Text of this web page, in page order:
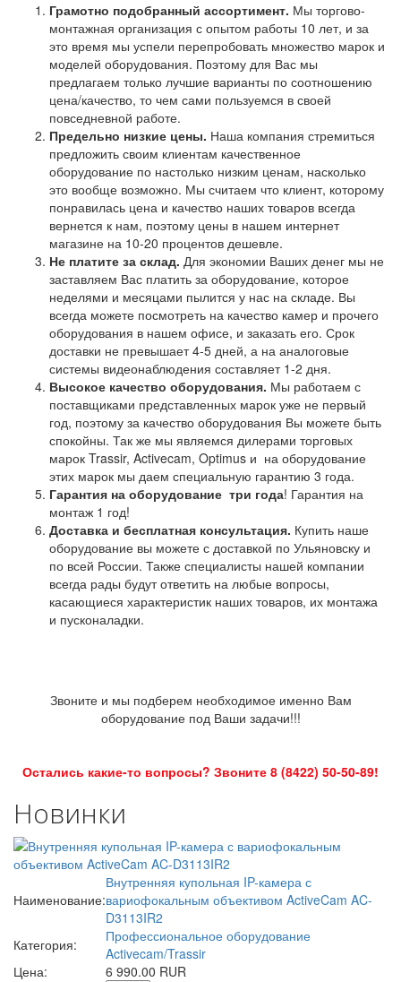
Грамотно подобранный ассортимент. Мы торгово-
монтажная организация с опытом работы 10 лет, и за
это время мы успели перепробовать множество марок и
моделей оборудования. Поэтому для Вас мы
предлагаем только лучшие варианты по соотношению
цена/качество, то чем сами пользуемся в своей
повседневной работе.
Предельно низкие цены. Наша компания стремиться
предложить своим клиентам качественное
оборудование по настолько низким ценам, насколько
это вообще возможно. Мы считаем что клиент, которому
понравилась цена и качество наших товаров всегда
вернется к нам, поэтому цены в нашем интернет
магазине на 10-20 процентов дешевле.
Не платите за склад. Для экономии Ваших денег мы не
заставляем Вас платить за оборудование, которое
неделями и месяцами пылится у нас на складе. Вы
всегда можете посмотреть на качество камер и прочего
оборудования в нашем офисе, и заказать его. Срок
доставки не превышает 4-5 дней, а на аналоговые
системы видеонаблюдения составляет 1-2 дня.
Высокое качество оборудования. Мы работаем с
поставщиками представленных марок уже не первый
год, поэтому за качество оборудования Вы можете быть
спокойны. Так же мы являемся дилерами торговых
марок Trassir, Activecam, Optimus и на оборудование
этих марок мы даем специальную гарантию 3 года.
Гарантия на оборудование три года! Гарантия на
монтаж 1 год!
Доставка и бесплатная консультация. Купить наше
оборудование вы можете с доставкой по Ульяновску и
по всей России. Также специалисты нашей компании
всегда рады будут ответить на любые вопросы,
касающиеся характеристик наших товаров, их монтажа
и пусконаладки.
Звоните и мы подберем необходимое именно Вам
оборудование под Ваши задачи!!!
Остались какие-то вопросы? Звоните 8 (8422) 50-50-89!
Новинки
Наименование:
Внутренняя купольная IP-камера с
вариофокальным объективом ActiveCam AC-
D3113IR2
Категория:
Профессиональное оборудование
Activecam/Trassir
Цена:
6 990.00 RUR